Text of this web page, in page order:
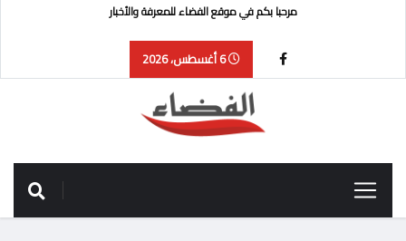
مرحبا بكم في موقع الفضاء للمعرفة والأخبار
6 أغسطس، 2026